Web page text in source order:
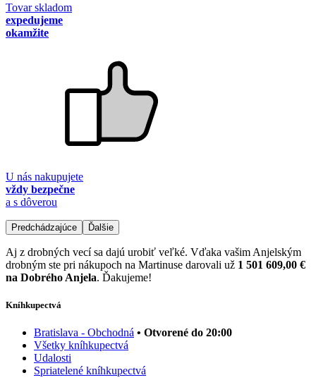
Tovar skladom
expedujeme
okamžite
U nás nakupujete
vždy bezpečne
a s dôverou
Predchádzajúce Ďalšie
Aj z drobných vecí sa dajú urobiť veľké. Vďaka vašim Anjelským
drobným ste pri nákupoch na Martinuse darovali už 1 501 609,00 €
na Dobrého Anjela. Ďakujeme!
Kníhkupectvá
Bratislava - Obchodná • Otvorené do 20:00
Všetky kníhkupectvá
Udalosti
Spriatelené kníhkupectvá